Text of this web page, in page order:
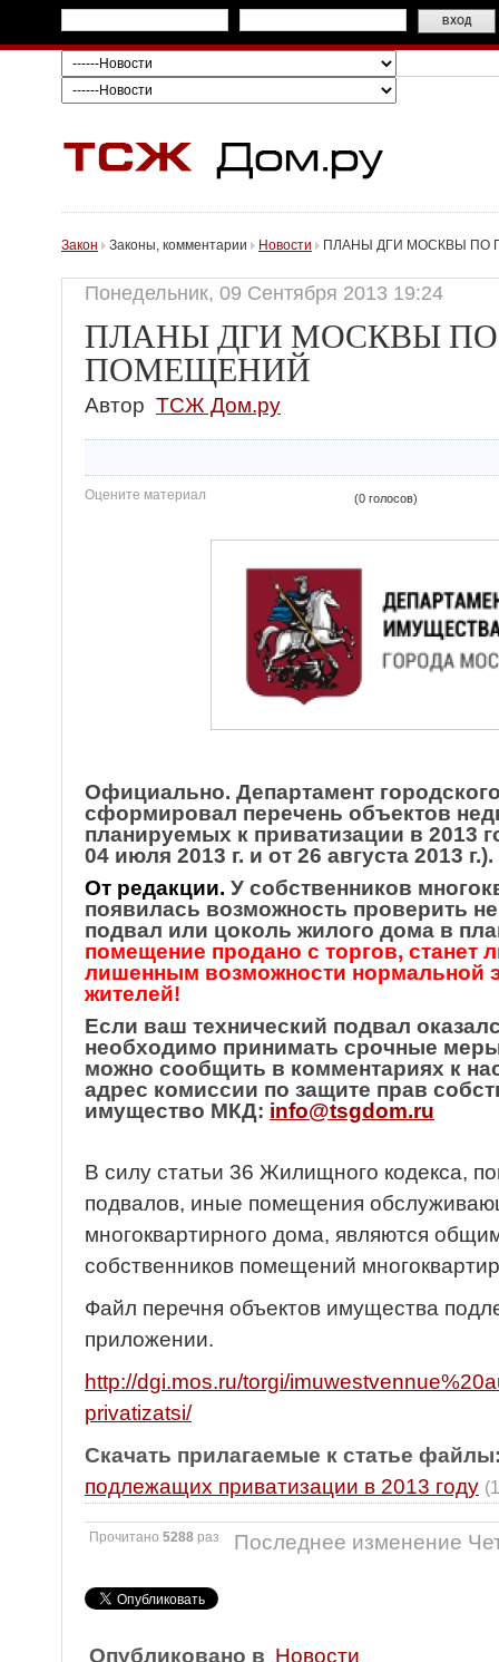
Закон Законы, комментарии Новости ПЛАНЫ ДГИ МОСКВЫ ПО
Понедельник, 09 Сентября 2013 19:24
ПЛАНЫ ДГИ МОСКВЫ
ПОМЕЩЕНИЙ
Автор ТСЖ Дом.ру
Оцените материал (0 голосов)
Официально. Департамент
сформировал перечень объектов
планируемых к приватизации в 2013
04 июля 2013 г. и от 26 августа 2013 г.).
От редакции. У собственников
появилась возможность проверить
подвал или цоколь жилого дома в
помещение продано с торгов, станет
лишенным возможности нормальной
жителей!
Если ваш технический подвал
необходимо принимать срочные
можно сообщить в комментариях к
адрес комиссии по защите прав
имущество МКД: info@tsgdom.ru
В силу статьи 36 Жилищного кодекса,
подвалов, иные помещения
многоквартирного дома, являются
собственников помещений
Файл перечня объектов имущества
приложении.
http://dgi.mos.ru/torgi/
privatizatsi/
Скачать прилагаемые к статье
подлежащих приватизации в 2013 году
Прочитано 5288 раз Последнее изменение
Опубликовано в Новости